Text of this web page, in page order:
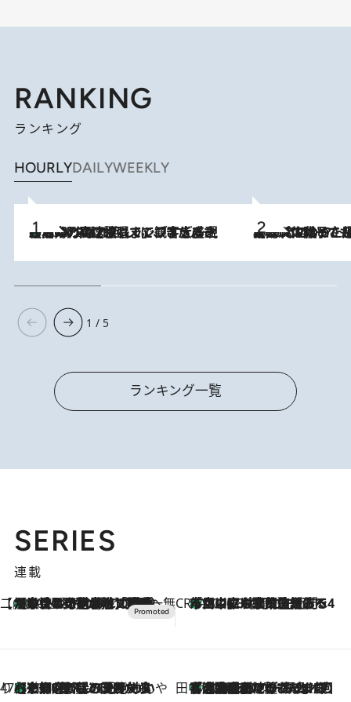
RANKING
ランキング
HOURLYDAILYWEEKLY
2026.8.7
「湘南乃風に憧れて」観客大盛上がりの“タオル回し”に、ラッパー顔負けの高速歌唱まで…さだまさし（74）のアグレッシブすぎる現在地 2026.8.5
【阿川佐和子さんの年とる力】なぜ70代で始めた趣味は“こんなに楽しい”のか？ ピアノ、俳句…スランプに陥っても続けられる“ある秘訣”とは
1 / 5
ランキング一覧
SERIES
連載
【CREA×星野リゾート】唯一無二。癒しと発見が待つ場所へ
2026.8.7
【トンボの足水浴】ヒノキの香りに包まれて涼感マックス！約13℃の湧水かけ流しを避暑地「星野温泉 トンボの湯」で体験 CREA'S CHOICE
2026.8.7
「立川にも歌舞伎があるんだよ」 片岡仁左衛門・市川中車ら豪華座組みで4年目の立川立飛歌舞伎へ
47都道府県の手みやげ ひんやりスイーツで夏を満喫
2026.8.7
【京都府】この夏絶対食べたい 冷やしておいしいおやつ3選 ひと口目から心を掴む新緑のテリーヌ 田中稲の勝手に再ブーム
2026.8.7
「湘南乃風に憧れて」観客大盛上がりの“タオル回し”に、ラッパー顔負けの高速歌唱まで…さだまさし（74）のアグレッシブすぎる現在地